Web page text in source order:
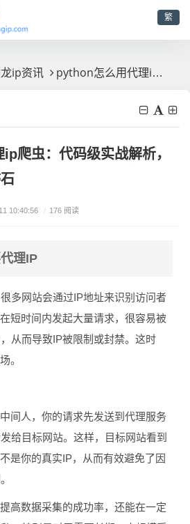
繁
ip资讯 python怎么用代理ip爬虫：代码级实战解析，让数据采集稳如磐石
爬虫：代码级实战解析，
10:40:56 / 176 阅读
理IP
多网站会通过IP地址来识别访问者
短时间内发起大量请求，很容易被
从而导致IP被限制或封禁。这时
。
间人，你的请求先发送到代理服务
给目标网站。这样，目标网站看到
是你的真实IP，从而有效避免了因
高数据采集的成功率，还能在一定